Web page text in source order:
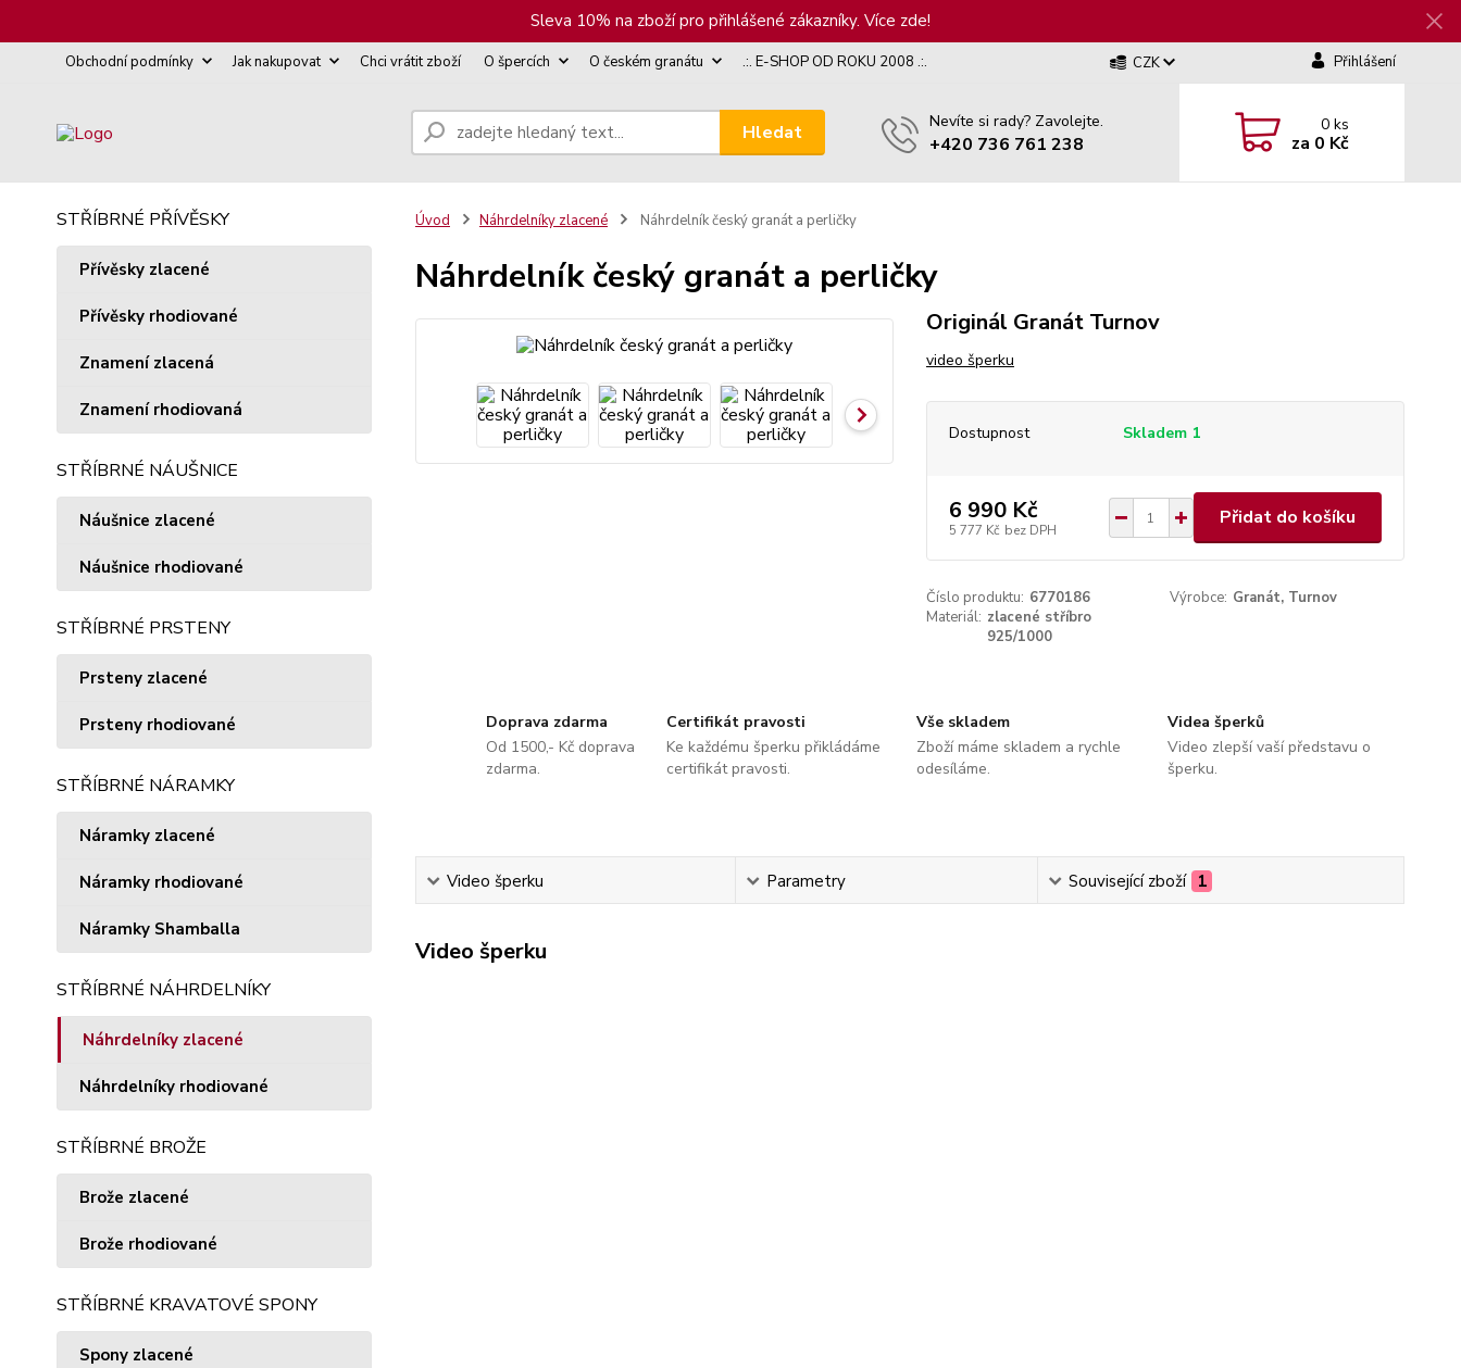
Sleva 10% na zboží pro přihlášené zákazníky. Více zde!
Obchodní podmínky Jak nakupovat Chci vrátit zboží O špercích O českém granátu .:. E-SHOP OD ROKU 2008 .:. CZK Přihlášení
Hledat Nevíte si rady? Zavolejte.
+420 736 761 238
0ks
za 0 Kč
STŘÍBRNÉ PŘÍVĚSKY
Přívěsky zlacené
Přívěsky rhodiované
Znamení zlacená
Znamení rhodiovaná
STŘÍBRNÉ NÁUŠNICE
Náušnice zlacené
Náušnice rhodiované
STŘÍBRNÉ PRSTENY
Prsteny zlacené
Prsteny rhodiované
STŘÍBRNÉ NÁRAMKY
Náramky zlacené
Náramky rhodiované
Náramky Shamballa
STŘÍBRNÉ NÁHRDELNÍKY
Náhrdelníky zlacené
Náhrdelníky rhodiované
STŘÍBRNÉ BROŽE
Brože zlacené
Brože rhodiované
STŘÍBRNÉ KRAVATOVÉ SPONY
Spony zlacené
Úvod Náhrdelníky zlacené Náhrdelník český granát a perličky
Náhrdelník český granát a perličky
Originál Granát Turnov
video šperku
Dostupnost Skladem 1
6 990 Kč
5 777 Kč bez DPH
Přidat do košíku
Číslo produktu: 6770186 Výrobce: Granát, Turnov
Materiál: zlacené stříbro
925/1000
Doprava zdarma
Od 1500,- Kč doprava
zdarma.
Certifikát pravosti
Ke každému šperku přikládáme
certifikát pravosti.
Vše skladem
Zboží máme skladem a rychle
odesíláme.
Videa šperků
Video zlepší vaší představu o
šperku.
Video šperku Parametry Související zboží 1
Video šperku